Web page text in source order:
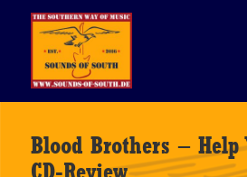
Blood Brothers – Help